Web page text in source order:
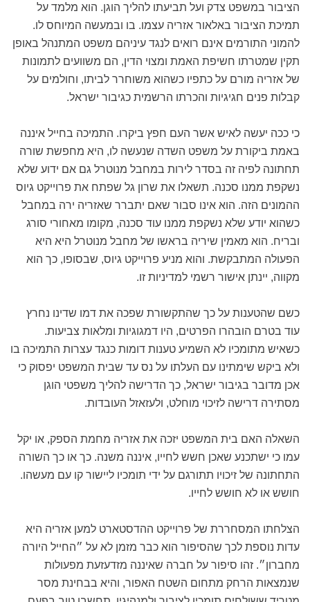
הציבור במשפט צדק ועל תביעתו להליך הוגן. הוא מלמד על
תמיכת הציבור באלאור אזריה עצמו. בו ובמעשה המיוחס לו.
להמוני התורמים אינם רואים לנגד עיניהם משפט המתנהל באופן
תקין שמטרתו חשיפת האמת ומצוי הדין, הם משוועים לתמונות
של אזריה מורם על כתפיו כשהוא משוחרר לביתו, וחולמים על
קבלות פנים חגיגיות והכרתו הרשמית כגיבור ישראל.
כי ככה יעשה לאיש אשר העם חפץ ביקרו. התמיכה בחייל איננה
באמת ביקורת על משפט השדה שנעשה לו, היא מחפשת שורה
תחתונה לפיה זה בסדר לירות במחבל מנוטרל גם אם ידוע שלא
נשקפת ממנו סכנה. תשאלו את שרון גל שפתח את פרוייקט גיוס
ההמונים הזה. הוא אינו סבור שאם יתברר שאזריה ירה במחבל
כשהוא יודע שלא נשקפת ממנו עוד סכנה, מקומו מאחורי סורג
ובריח. הוא מאמין שיריה בראשו של מחבל מנוטרל היא היא
הפעולה המתבקשת. והוא מניע פרוייקט גיוס, שבסופו, כך הוא
מקווה, יינתן אישור רשמי למדיניות זו.
כשם שהטענות על כך שהתקשורת שפכה את דמו שדינו נחרץ
עוד בטרם הובהרו הפרטים, היו דמגוגיות ומלאות צביעות.
כשאיש מתומכיו לא השמיע טענות דומות כנגד עצרות התמיכה בו
ולא ביקש שימתינו עם העלתו על נס עד שבית המשפט יפסוק כי
אכן מדובר בגיבור ישראל, כך הדרישה להליך משפטי הוגן
מסתירה דרישה לזיכוי מוחלט, ולעזאזל העובדות.
השאלה האם בית המשפט יזכה את אזריה מחמת הספק, או יקל
עמו כי ישתכנע שאכן חשש לחייו, איננה משנה. כך או כך השורה
התחתונה של זיכויו תתורגם על ידי תומכיו ליישור קו עם מעשהו.
חושש או לא חושש לחייו.
הצלחתו המסחררת של פרוייקט ההדסטארט למען אזריה היא
עדות נוספת לכך שהסיפור הוא כבר מזמן לא על ״החייל היורה
מחברון״. זהו סיפור על חברה שאיננה מזדעזעת מפעולות
שנמצאות הרחק מתחום השטח האפור, והיא בבחינת מסר